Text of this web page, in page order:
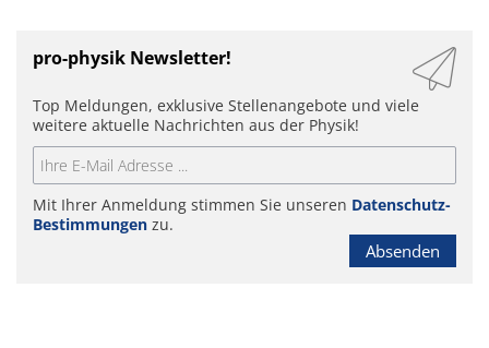
pro-physik Newsletter!
Top Meldungen, exklusive Stellenangebote und viele
weitere aktuelle Nachrichten aus der Physik!
Mit Ihrer Anmeldung stimmen Sie unseren Datenschutz-
Bestimmungen zu.
Absenden